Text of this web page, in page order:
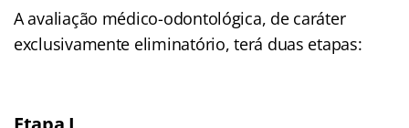
A avaliação médico-odontológica, de caráter
exclusivamente eliminatório, terá duas etapas: